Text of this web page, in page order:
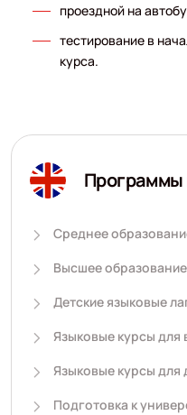
проездной на
тестирование в
курса.
Программы
Среднее
Высшее образование
Детские языковые
Языковые курсы
Языковые курсы
Подготовка к